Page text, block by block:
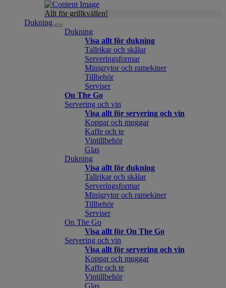
Allt för grillkvällen!
Dukning
Dukning
Visa allt för dukning
Tallrikar och skålar
Serveringsformar
Minigrytor och ramekiner
Tillbehör
Serviser
On The Go
Servering och vin
Visa allt för servering och vin
Koppar och muggar
Kaffe och te
Vintillbehör
Glas
Dukning
Visa allt för dukning
Tallrikar och skålar
Serveringsformar
Minigrytor och ramekiner
Tillbehör
Serviser
On The Go
Visa allt för On The Go
Servering och vin
Visa allt för servering och vin
Koppar och muggar
Kaffe och te
Vintillbehör
Glas